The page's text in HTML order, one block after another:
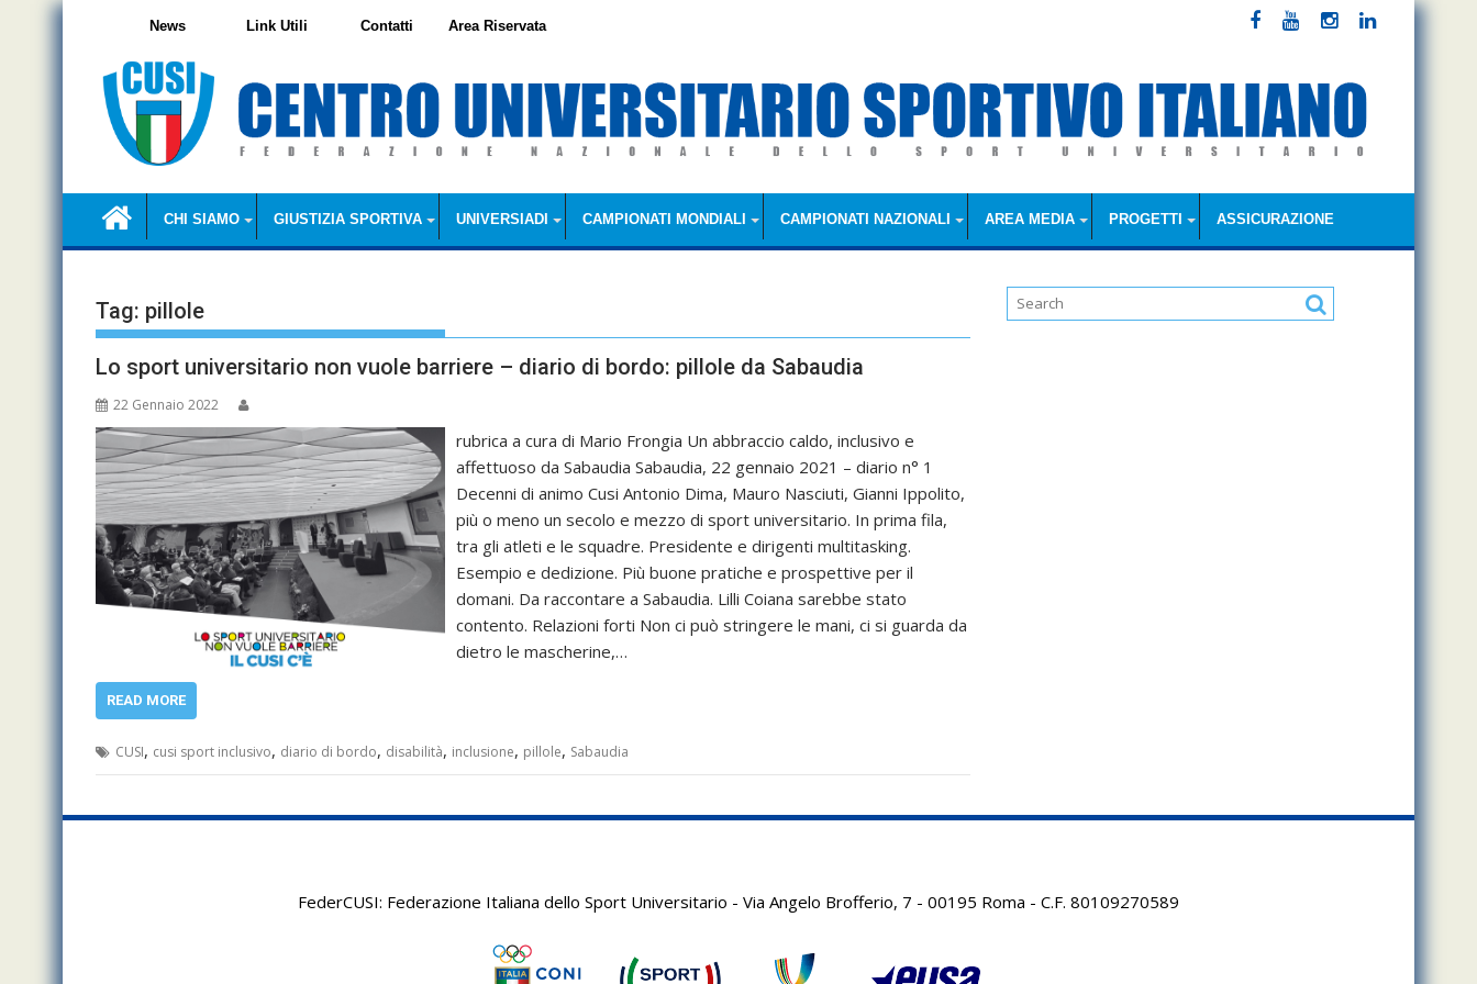
Skip
CHI SIAMO GIUSTIZIA SPORTIVA UNIVERSIADI CAMPIONATI MONDIALI CAMPIONATI NAZIONALI AREA MEDIA PROGETTI ASSICURAZIONE
News Link Utili Contatti Area Riservata
Tag: pillole
Lo sport universitario non vuole barriere – diario di bordo: pillole da Sabaudia
22 Gennaio 2022
rubrica a cura di Mario Frongia Un abbraccio caldo, inclusivo e
affettuoso da Sabaudia Sabaudia, 22 gennaio 2021 – diario n° 1
Decenni di animo Cusi Antonio Dima, Mauro Nasciuti, Gianni Ippolito,
più o meno un secolo e mezzo di sport universitario. In prima fila,
tra gli atleti e le squadre. Presidente e dirigenti multitasking.
Esempio e dedizione. Più buone pratiche e prospettive per il
domani. Da raccontare a Sabaudia. Lilli Coiana sarebbe stato
contento. Relazioni forti Non ci può stringere le mani, ci si guarda da
dietro le mascherine,…
READ MORE
CUSI, cusi sport inclusivo, diario di bordo, disabilità, inclusione, pillole, Sabaudia
FederCUSI: Federazione Italiana dello Sport Universitario - Via Angelo Brofferio, 7 - 00195 Roma - C.F. 80109270589